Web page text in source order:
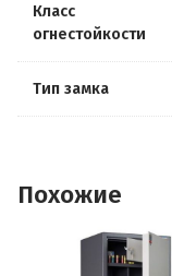
Класс
огнестойкости
Тип замка
Похожие